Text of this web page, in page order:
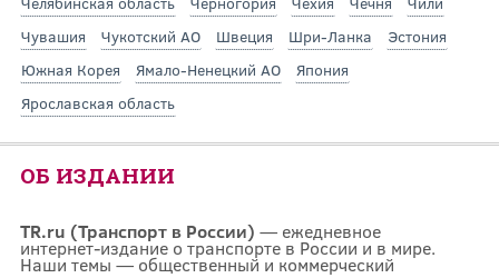
Чувашия
Чукотский АО Швеция Шри-Ланка
Эстония
Южная Корея
Ямало-Ненецкий АО
Япония
Ярославская область
ОБ ИЗДАНИИ
TR.ru (Транспорт в России) — ежедневное
интернет-издание о транспорте в России и в мире.
Наши темы — общественный и коммерческий